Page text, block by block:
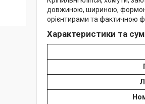
довжиною, шириною, формою
орієнтирами та фактичною
Характеристики та